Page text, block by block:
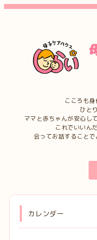
こころも身
ひと
ママと赤ちゃんが安心し
これでいいん
会ってお話することで
カレンダー